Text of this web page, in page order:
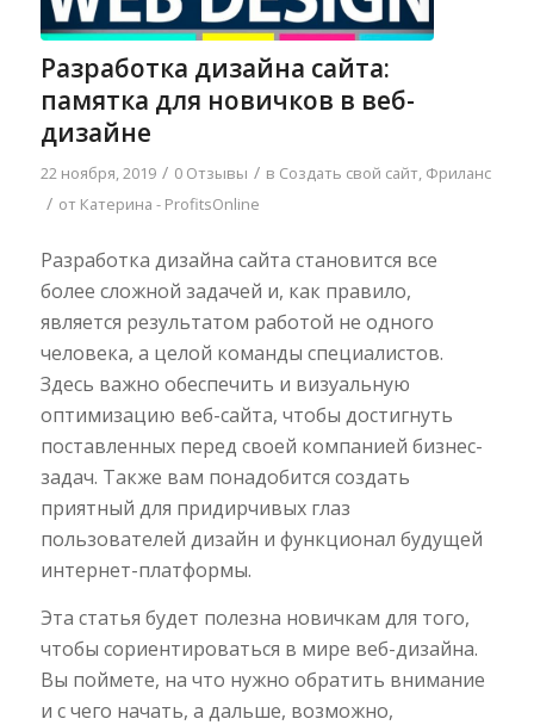
Разработка дизайна сайта:
памятка для новичков в веб-
дизайне
22 ноября, 2019 / 0 Отзывы / в Создать свой сайт, Фриланс
/ от Катерина - ProfitsOnline
Разработка дизайна сайта становится все
более сложной задачей и, как правило,
является результатом работой не одного
человека, а целой команды специалистов.
Здесь важно обеспечить и визуальную
оптимизацию веб-сайта, чтобы достигнуть
поставленных перед своей компанией бизнес-
задач. Также вам понадобится создать
приятный для придирчивых глаз
пользователей дизайн и функционал будущей
интернет-платформы.
Эта статья будет полезна новичкам для того,
чтобы сориентироваться в мире веб-дизайна.
Вы поймете, на что нужно обратить внимание
и с чего начать, а дальше, возможно,